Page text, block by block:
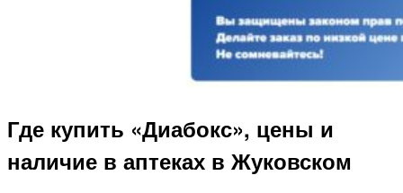
Где купить «Диабокс», цены и
наличие в аптеках в Жуковском